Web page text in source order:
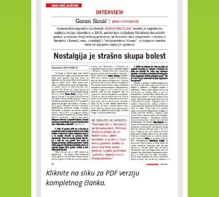
Kliknite na sliku za PDF verziju
kompletnog članka.